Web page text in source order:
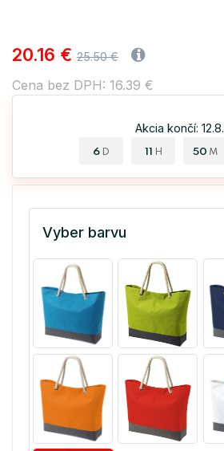
20.16 € 25.50 €
Cena bez DPH: 16.39 €
Akcia končí: 12.8.
6 D 11 H 50 M
Vyber barvu